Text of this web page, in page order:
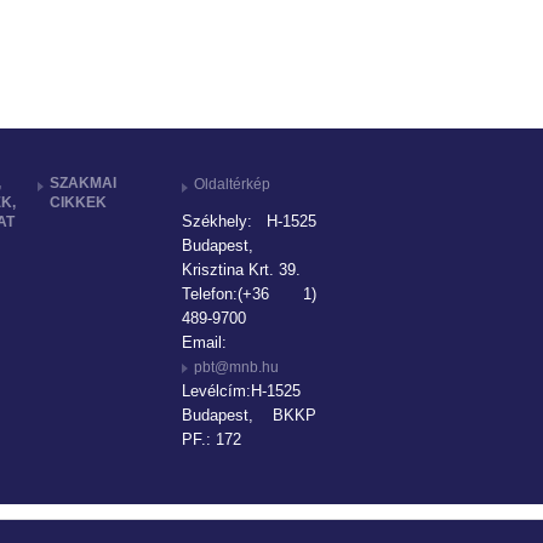
SZAKMAI
CIKKEK
Oldaltérkép
Székhely: H-1525
Budapest,
Krisztina Krt. 39.
Telefon:(+36 1)
489-9700
Email:
pbt@mnb.hu
Levélcím:H-1525
Budapest, BKKP
PF.: 172